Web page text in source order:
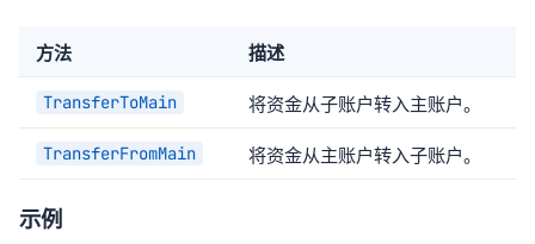
方法 描述
TransferToMain 将资金从子账户转入主账户。
TransferFromMain 将资金从主账户转入子账户。
示例